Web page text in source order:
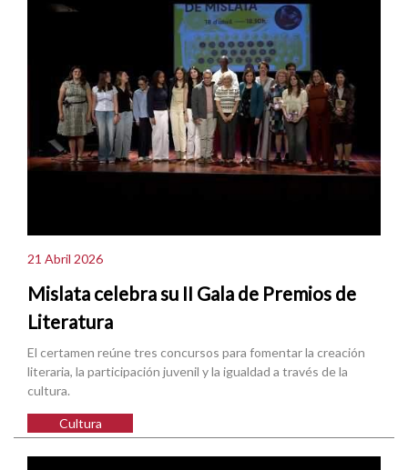
21 Abril 2026
Mislata celebra su II Gala de Premios de
Literatura
El certamen reúne tres concursos para fomentar la creación
literaria, la participación juvenil y la igualdad a través de la
cultura.
Cultura